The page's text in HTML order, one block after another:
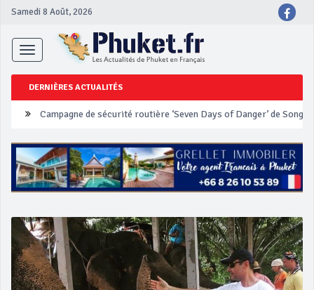
Samedi 8 Août, 2026
Toggle
navigation
DERNIÈRES ACTUALITÉS
Un touriste français blessé en se faisant arracher son collier en
Phuket Peranakan Festival
‘Phuket Eye’ assurera la sécurité pendant Songkran
Campagne de sécurité routière ‘Seven Days of Danger’ de